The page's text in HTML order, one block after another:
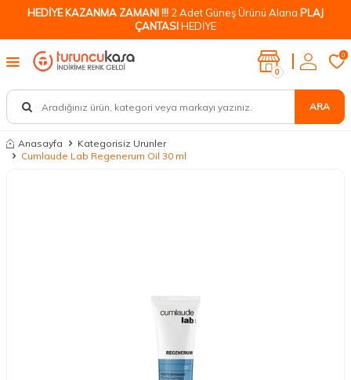
HEDİYE KAZANMA ZAMANI !!! 2 Adet Güneş Ürünü Alana PLAJ
ÇANTASIHEDİYE
ARA
0
0
Anasayfa
Kategorisiz Urunler
Cumlaude Lab Regenerum Oil 30 ml